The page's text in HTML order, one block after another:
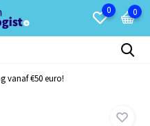
0 0
vanaf €50 euro!